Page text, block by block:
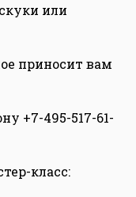
или
приносит вам
+7-495-517-61-
класс: